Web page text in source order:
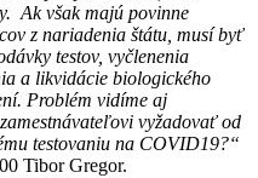
. Ak však majú povinne
z nariadenia štátu, musí byť
testov, vyčlenenia
a likvidácie biologického
Problém vidíme aj
vyžadovať od
testovaniu na COVID19?“
Tibor Gregor.